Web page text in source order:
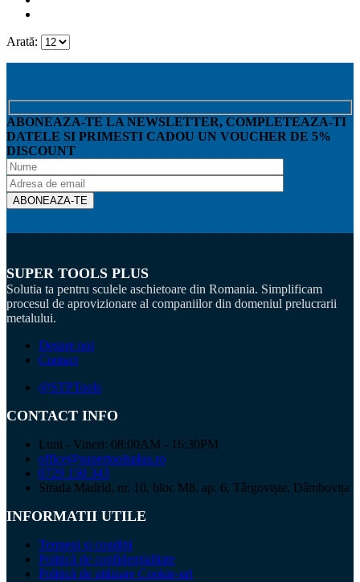
Arată:
ABONEAZA-TE LA NEWSLETTER, COMPLETEAZA-TI
DATELE SI PRIMESTI CADOU UN VOUCHER DE 5%
DISCOUNT
SUPER TOOLS PLUS
Solutia ta pentru sculele aschietoare din Romania. Simplificam
procesul de aprovizionare al companiilor din domeniul prelucrarii
metalului.
Despre noi
Contact
@STPTools
CONTACT INFO
Luni - Vineri: 08:00AM - 16:30PM
office@supertoolsplus.ro
0729 150 343
Strada Madrid, nr. 10, bloc M8, ap. 6, Târgoviște, Dâmbovița
INFORMATII UTILE
Termeni și condiții
Politică de confidențialitate
Politică de utilizare Cookie-uri